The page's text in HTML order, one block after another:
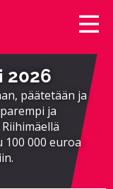
2026
päätetään ja
ja
000 euroa